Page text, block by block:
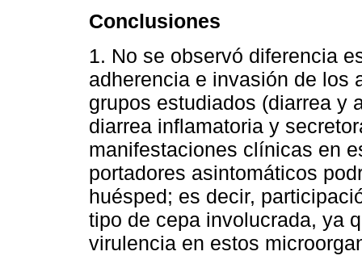
Conclusiones
1. No se observó diferencia
adherencia e invasión de los
grupos estudiados (diarrea y
diarrea inflamatoria y
manifestaciones clínicas en
portadores asintomáticos
huésped; es decir,
tipo de cepa involucrada, ya
virulencia en estos